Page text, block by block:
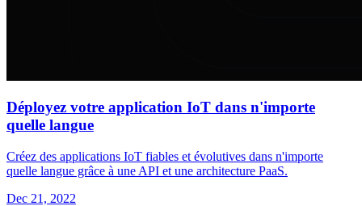
Déployez votre application IoT dans n'importe
quelle langue
Créez des applications IoT fiables et évolutives dans n'importe
quelle langue grâce à une API et une architecture PaaS.
Dec 21, 2022